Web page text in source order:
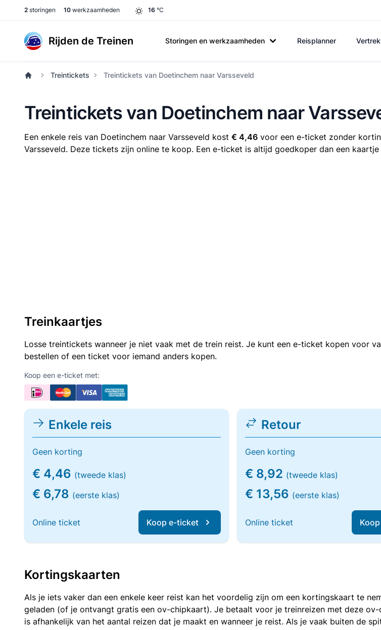
2 storingen 10 werkzaamheden 16 °C
Rijden de Treinen Storingen en werkzaamheden Reisplanner
Treintickets Treintickets van Doetinchem naar Varsseveld
Treintickets van Doetinchem naar
Een enkele reis van Doetinchem naar Varsseveld kost € 4,46 voor een e-ticket zonder
Varsseveld. Deze tickets zijn online te koop. Een e-ticket is altijd goedkoper dan een
Treinkaartjes
Losse treintickets wanneer je niet vaak met de trein reist. Je kunt een e-ticket kopen voor
bestellen of een ticket voor iemand anders kopen.
Koop een e-ticket met:
Enkele reis
Geen korting
€ 4,46 (tweede klas)
€ 6,78 (eerste klas)
Online ticket Koop e-ticket
Retour
Geen korting
€ 8,92 (tweede klas)
€ 13,56 (eerste klas)
Online ticket
Kortingskaarten
Als je iets vaker dan een enkele keer reist kan het voordelig zijn om een kortingskaart te
geladen (of je ontvangt gratis een ov-chipkaart). Je betaalt voor je treinreizen met deze
is afhankelijk van het aantal reizen dat je maakt en wanneer je reist. Als je vaak buiten de